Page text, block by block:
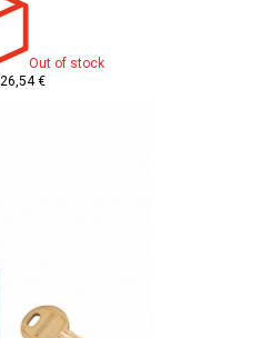
Out of stock
26,54 €